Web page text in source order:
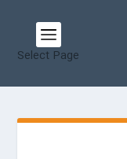
Select Page